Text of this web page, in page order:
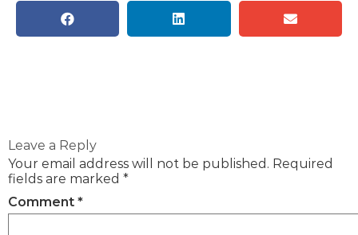
Leave a Reply
Your email address will not be published. Required
fields are marked *
Comment *